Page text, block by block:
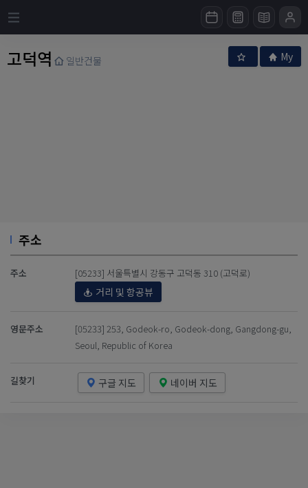
고덕역 일반건물 My
주소
주소 [05233] 서울특별시 강동구 고덕동 310 (고덕로)
거리 및 항공뷰
영문주소
[05233] 253, Godeok-ro, Godeok-dong, Gangdong-gu,
Seoul, Republic of Korea
길찾기 구글 지도 네이버 지도